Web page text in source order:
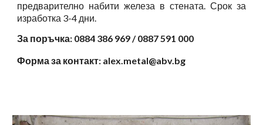
предварително набити железа в стената. Срок за
изработка 3-4 дни.
За поръчка: 0884 386 969 / 0887 591 000
Форма за контакт: alex.metal@abv.bg